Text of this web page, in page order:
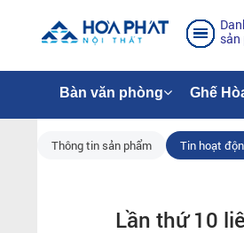
sản
Bàn văn phòng Ghế
Thông tin sản phẩm Tin hoạt
Lần thứ 10